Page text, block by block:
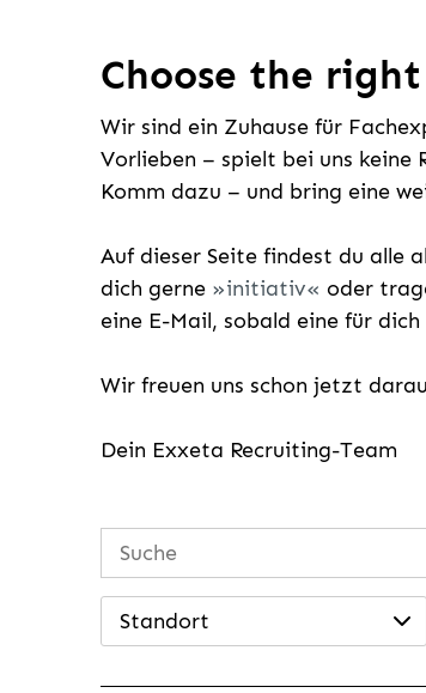
Choose the
Wir sind ein Zuhause für
Vorlieben – spielt bei uns keine
Komm dazu – und bring eine
Auf dieser Seite findest du alle
dich gerne
initiativ oder
eine E-Mail, sobald eine für
Wir freuen uns schon jetzt
Dein Exxeta Recruiting-Team
Standort